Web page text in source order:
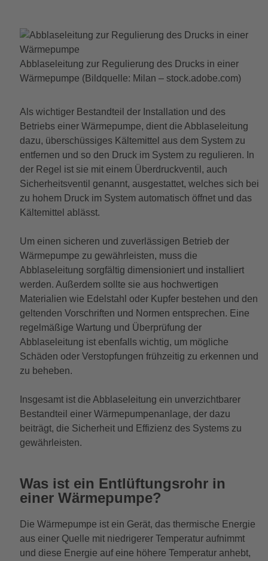
Abblaseleitung zur Regulierung des Drucks in einer
Wärmepumpe (Bildquelle: Milan – stock.adobe.com)
Als wichtiger Bestandteil der Installation und des
Betriebs einer Wärmepumpe, dient die Abblaseleitung
dazu, überschüssiges Kältemittel aus dem System zu
entfernen und so den Druck im System zu regulieren. In
der Regel ist sie mit einem Überdruckventil, auch
Sicherheitsventil genannt, ausgestattet, welches sich bei
zu hohem Druck im System automatisch öffnet und das
Kältemittel ablässt.
Um einen sicheren und zuverlässigen Betrieb der
Wärmepumpe zu gewährleisten, muss die
Abblaseleitung sorgfältig dimensioniert und installiert
werden. Außerdem sollte sie aus hochwertigen
Materialien wie Edelstahl oder Kupfer bestehen und den
geltenden Vorschriften und Normen entsprechen. Eine
regelmäßige Wartung und Überprüfung der
Abblaseleitung ist ebenfalls wichtig, um mögliche
Schäden oder Verstopfungen frühzeitig zu erkennen und
zu beheben.
Insgesamt ist die Abblaseleitung ein unverzichtbarer
Bestandteil einer Wärmepumpenanlage, der dazu
beiträgt, die Sicherheit und Effizienz des Systems zu
gewährleisten.
Was ist ein Entlüftungsrohr in
einer Wärmepumpe?
Die Wärmepumpe ist ein Gerät, das thermische Energie
aus einer Quelle mit niedrigerer Temperatur aufnimmt
und diese Energie auf eine höhere Temperatur anhebt,